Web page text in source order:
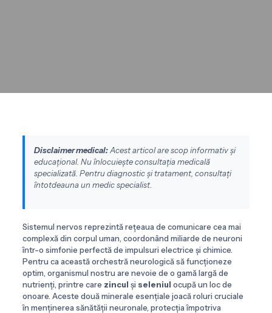
Disclaimer medical:Acest articol are scop informativ și
educațional. Nu înlocuiește consultația medicală
specializată. Pentru diagnostic și tratament, consultați
întotdeauna un medic specialist.
Sistemul nervos reprezintă rețeaua de comunicare cea mai
complexă din corpul uman, coordonând miliarde de neuroni
într-o simfonie perfectă de impulsuri electrice și chimice.
Pentru ca această orchestră neurologică să funcționeze
optim, organismul nostru are nevoie de o gamă largă de
nutrienți, printre care zincul și seleniul ocupă un loc de
onoare. Aceste două minerale esențiale joacă roluri cruciale
în menținerea sănătății neuronale, protecția împotriva